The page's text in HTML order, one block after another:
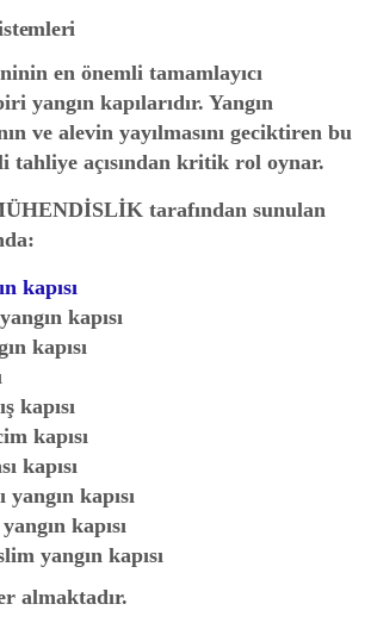
en önemli tamamlayıcı
yangın kapılarıdır. Yangın
ve alevin yayılmasını geciktiren bu
tahliye açısından kritik rol oynar.
tarafından sunulan
kapısı
kapısı
kapısı
kapısı
kapısı
kapısı
kapısı
kapısı
yangın kapısı
almaktadır.